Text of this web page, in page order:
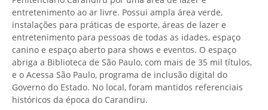
entretenimento ao ar livre. Possui ampla área verde,
instalações para práticas de esporte, áreas de lazer e
entretenimento para pessoas de todas as idades, espaço
canino e espaço aberto para shows e eventos. O espaço
abriga a Biblioteca de São Paulo, com mais de 35 mil títulos,
e o Acessa São Paulo, programa de inclusão digital do
Governo do Estado. No local, foram mantidos referenciais
históricos da época do Carandiru.